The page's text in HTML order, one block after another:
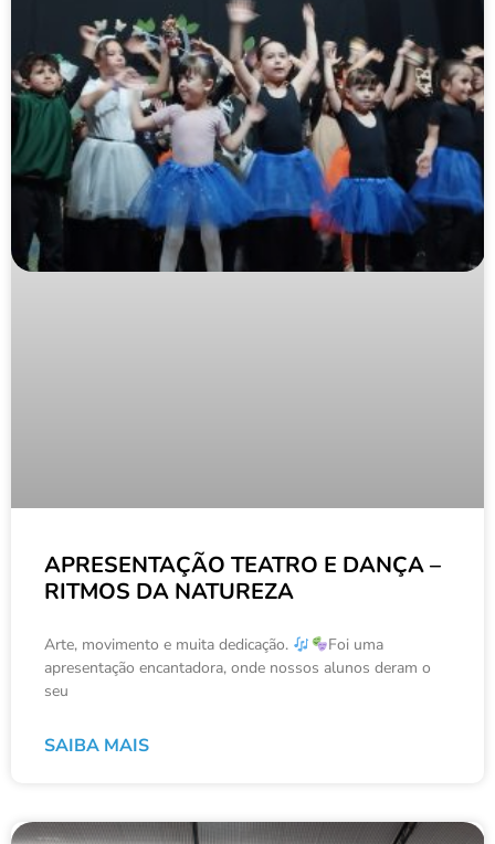
APRESENTAÇÃO TEATRO E DANÇA –
RITMOS DA NATUREZA
Arte, movimento e muita dedicação.
Foi uma
apresentação encantadora, onde nossos alunos deram o
seu
SAIBA MAIS